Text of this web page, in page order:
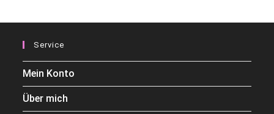
Service
Mein Konto
Über mich